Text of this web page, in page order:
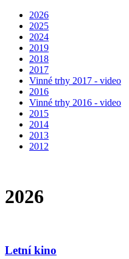
2026
2025
2024
2019
2018
2017
Vinné trhy 2017 - video
2016
Vinné trhy 2016 - video
2015
2014
2013
2012
2026
Letní kino